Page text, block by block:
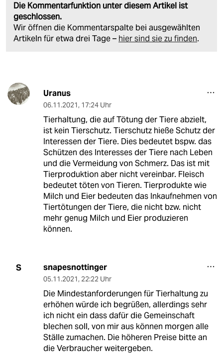
Die Kommentarfunktion unter diesem Artikel ist
geschlossen.
Wir öffnen die Kommentarspalte bei ausgewählten
Artikeln für etwa drei Tage – hier sind sie zu finden.
Uranus
06.11.2021, 17:24 Uhr
Tierhaltung, die auf Tötung der Tiere abzielt,
ist kein Tierschutz. Tierschutz hieße Schutz der
Interessen der Tiere. Dies bedeutet bspw. das
Schützen des Interesses der Tiere nach Leben
und die Vermeidung von Schmerz. Das ist mit
Tierproduktion aber nicht vereinbar. Fleisch
bedeutet töten von Tieren. Tierprodukte wie
Milch und Eier bedeuten das Inkaufnehmen von
Tiertötungen der Tiere, die nicht bzw. nicht
mehr genug Milch und Eier produzieren
können.
S snapesnottinger
05.11.2021, 22:22 Uhr
Die Mindestanforderungen für Tierhaltung zu
erhöhen würde ich begrüßen, allerdings sehr
ich nicht ein dass dafür die Gemeinschaft
blechen soll, von mir aus können morgen alle
Ställe zumachen. Die höheren Preise bitte an
die Verbraucher weitergeben.